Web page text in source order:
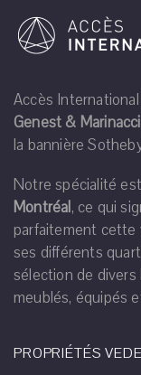
Accès
Genest &
la bannière
Notre spécialité
Montréal, ce qui
parfaitement cette
ses différents
sélection de
meublés, équipés
PROPRIÉTÉS